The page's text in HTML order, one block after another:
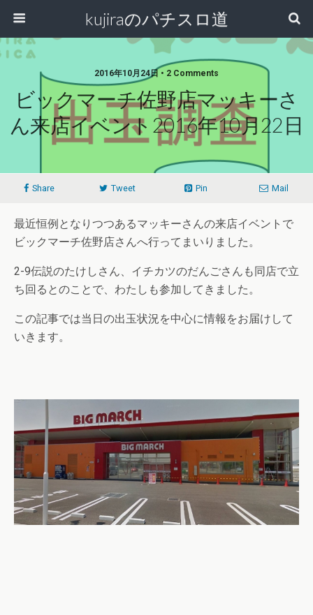
kujiraのパチスロ道
2016年10月24日 • 2 Comments
ビックマーチ佐野店マッキーさ
ん来店イベント2016年10月22日
Share Tweet Pin Mail
最近恒例となりつつあるマッキーさんの来店イベントで
ビックマーチ佐野店さんへ行ってまいりました。
2-9伝説のたけしさん、イチカツのだんごさんも同店で立
ち回るとのことで、わたしも参加してきました。
この記事では当日の出玉状況を中心に情報をお届けして
いきます。